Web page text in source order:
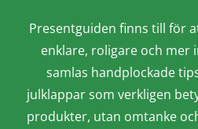
Presentguiden finns till för
enklare, roligare och mer
samlas handplockade
julklappar som verkligen
produkter, utan omtanke